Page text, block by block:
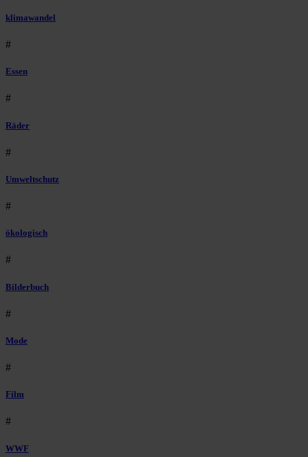
klimawandel
#
Essen
#
Räder
#
Umweltschutz
#
ökologisch
#
Bilderbuch
#
Mode
#
Film
#
WWF